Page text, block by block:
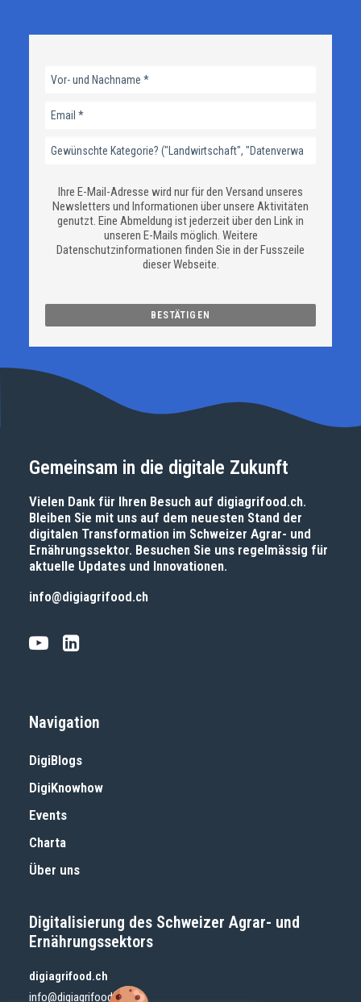
Ihre E-Mail-Adresse wird nur für den Versand unseres
Newsletters und Informationen über unsere Aktivitäten
genutzt. Eine Abmeldung ist jederzeit über den Link in
unseren E-Mails möglich. Weitere
Datenschutzinformationen finden Sie in der Fusszeile
dieser Webseite.
Gemeinsam in die digitale Zukunft
Vielen Dank für Ihren Besuch auf digiagrifood.ch.
Bleiben Sie mit uns auf dem neuesten Stand der
digitalen Transformation im Schweizer Agrar- und
Ernährungssektor. Besuchen Sie uns regelmässig für
aktuelle Updates und Innovationen.
info@digiagrifood.ch
Navigation
DigiBlogs
DigiKnowhow
Events
Charta
Über uns
Digitalisierung des Schweizer Agrar- und
Ernährungssektors
digiagrifood.ch
info@digiagrifood.ch